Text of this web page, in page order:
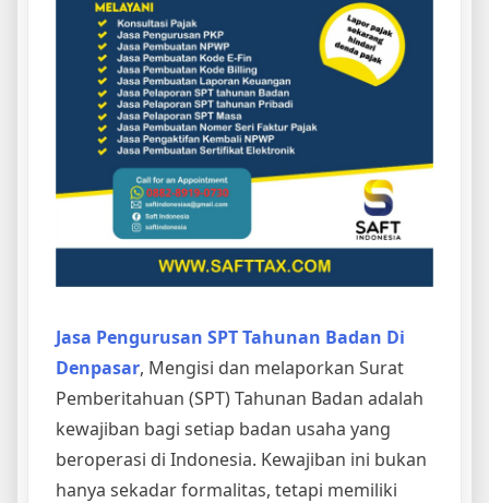
Jasa Pengurusan SPT Tahunan Badan Di
Denpasar, Mengisi dan melaporkan Surat
Pemberitahuan (SPT) Tahunan Badan adalah
kewajiban bagi setiap badan usaha yang
beroperasi di Indonesia. Kewajiban ini bukan
hanya sekadar formalitas, tetapi memiliki